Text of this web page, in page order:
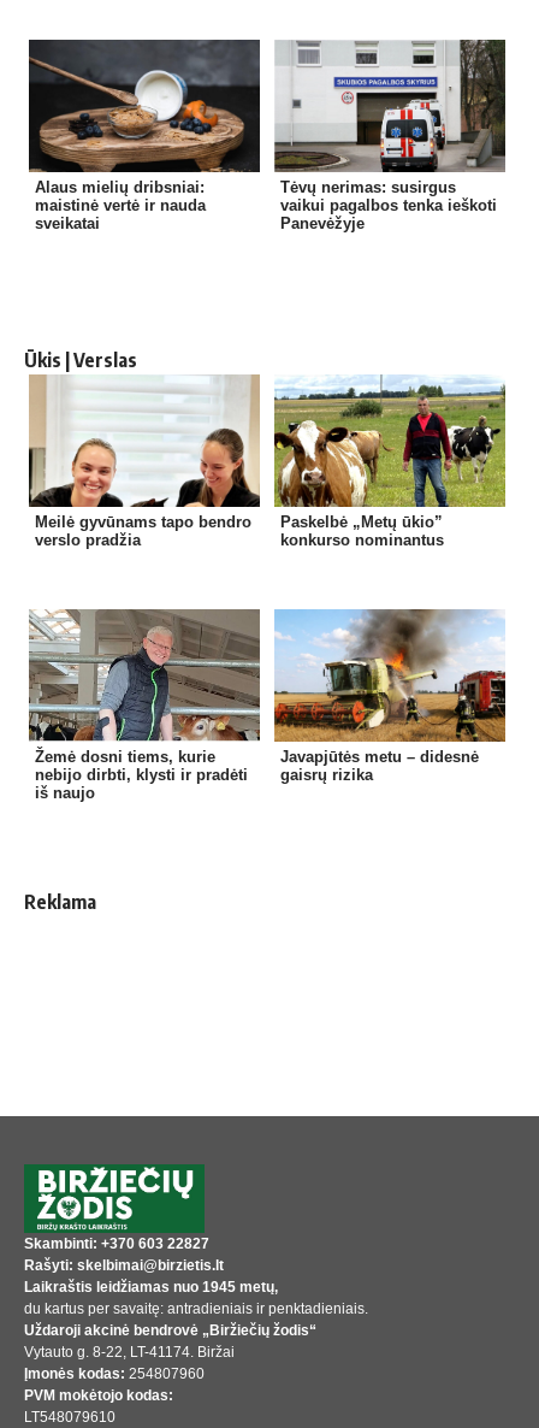
Alaus mielių dribsniai:
maistinė vertė ir nauda
sveikatai
Tėvų nerimas: susirgus
vaikui pagalbos tenka ieškoti
Panevėžyje
Ūkis | Verslas
Meilė gyvūnams tapo bendro
verslo pradžia
Paskelbė „Metų ūkio”
konkurso nominantus
Žemė dosni tiems, kurie
nebijo dirbti, klysti ir pradėti
iš naujo
Javapjūtės metu – didesnė
gaisrų rizika
Reklama
Skambinti: +370 603 22827
Rašyti: skelbimai@birzietis.lt
Laikraštis leidžiamas nuo 1945 metų,
du kartus per savaitę: antradieniais ir penktadieniais.
Uždaroji akcinė bendrovė „Biržiečių žodis“
Vytauto g. 8-22, LT-41174. Biržai
Įmonės kodas: 254807960
PVM mokėtojo kodas:
LT548079610